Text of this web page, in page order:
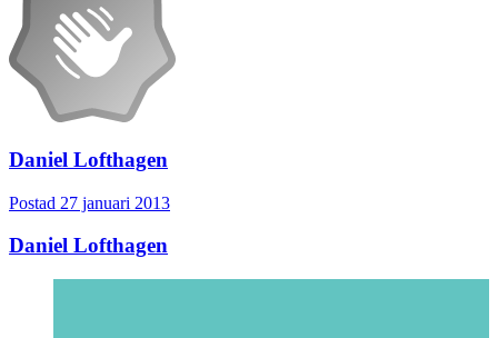
Daniel Lofthagen
Postad 27 januari 2013
Daniel Lofthagen